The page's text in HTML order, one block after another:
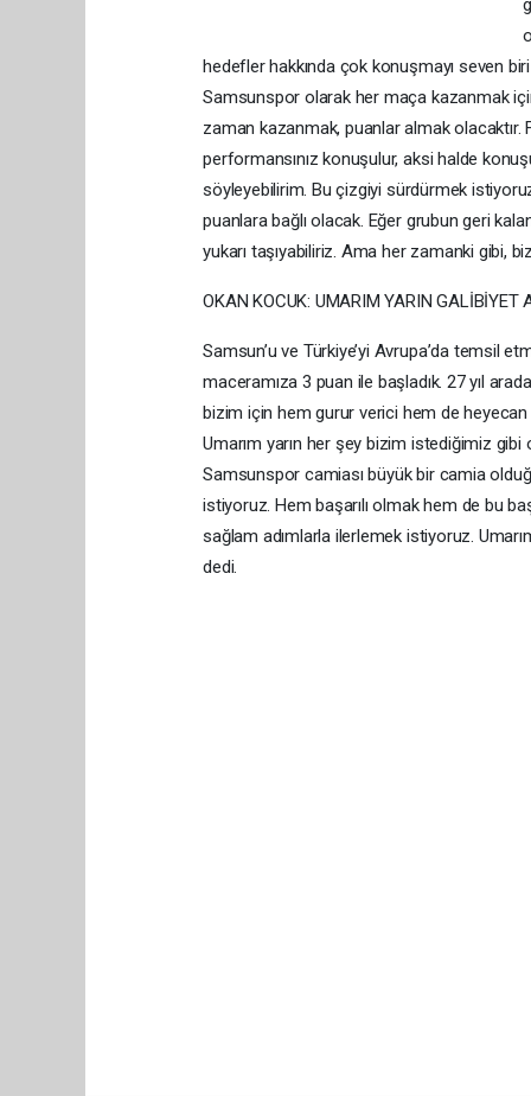
hedefler hakkında çok konuşmayı seven
Samsunspor olarak her maça kazanmak
zaman kazanmak, puanlar almak
performansınız konuşulur, aksi halde
söyleyebilirim. Bu çizgiyi sürdürmek
puanlara bağlı olacak. Eğer grubun geri
yukarı taşıyabiliriz. Ama her zamanki gibi,
OKAN KOCUK: UMARIM YARIN
Samsun’u ve Türkiye’yi Avrupa’da temsil
maceramıza 3 puan ile başladık. 27 yıl
bizim için hem gurur verici hem de heyecan
Umarım yarın her şey bizim istediğimiz gibi
Samsunspor camiası büyük bir camia
istiyoruz. Hem başarılı olmak hem de bu
sağlam adımlarla ilerlemek istiyoruz.
dedi.